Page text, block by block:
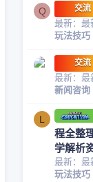
Q 交流
最新：
玩法技巧
交流
最新：最
新闻咨询
L
程全整
学解析
最新：
玩法技巧